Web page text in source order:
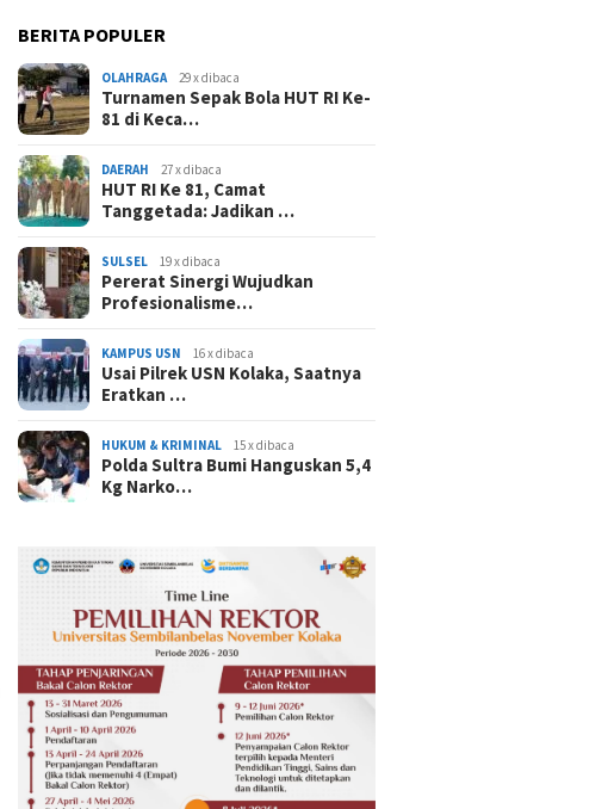
BERITA POPULER
OLAHRAGA 29 x dibaca
Turnamen Sepak Bola HUT RI Ke-
81 di Keca…
DAERAH 27 x dibaca
HUT RI Ke 81, Camat
Tanggetada: Jadikan …
SULSEL 19 x dibaca
Pererat Sinergi Wujudkan
Profesionalisme…
KAMPUS USN 16 x dibaca
Usai Pilrek USN Kolaka, Saatnya
Eratkan …
HUKUM & KRIMINAL 15 x dibaca
Polda Sultra Bumi Hanguskan 5,4
Kg Narko…